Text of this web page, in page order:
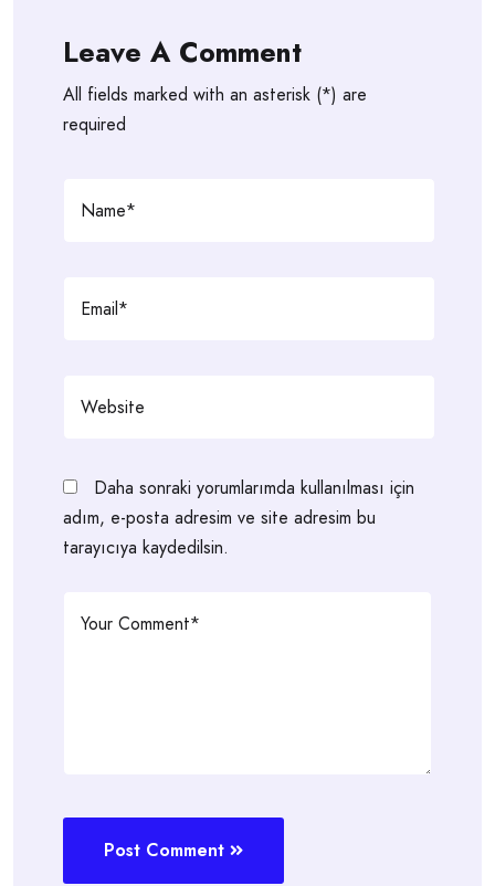
Leave A Comment
All fields marked with an asterisk (*) are
required
Daha sonraki yorumlarımda kullanılması için
adım, e-posta adresim ve site adresim bu
tarayıcıya kaydedilsin.
Post Comment